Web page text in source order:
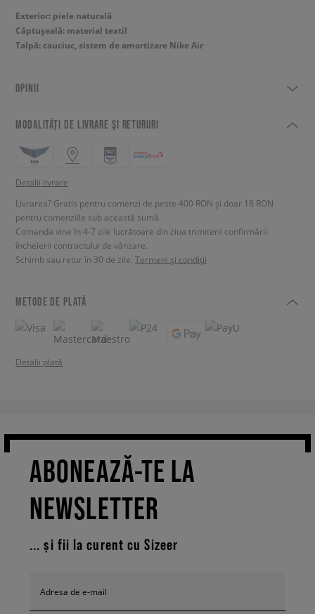
Exterior: piele naturală
Căptușeală: material textil
Talpă: cauciuc, sistem de amortizare Nike Air
OPINII
MODALITĂȚI DE LIVRARE ȘI RETURURI
Detalii livrare
Livrarea? Gratis pentru comenzi de peste 400 RON și doar 18 RON
pentru comenziile sub această sumă.
Comanda vine în 4-7 zile lucrătoare din ziua trimiterii confirmării
încheierii contractului de vânzare.
Schimb sau retur în 30 de zile. Termeni și condiții
METODE DE PLATĂ
Detalii plată
ABONEAZĂ-TE LA
NEWSLETTER
... și fii la curent cu Sizeer
Adresa de e-mail